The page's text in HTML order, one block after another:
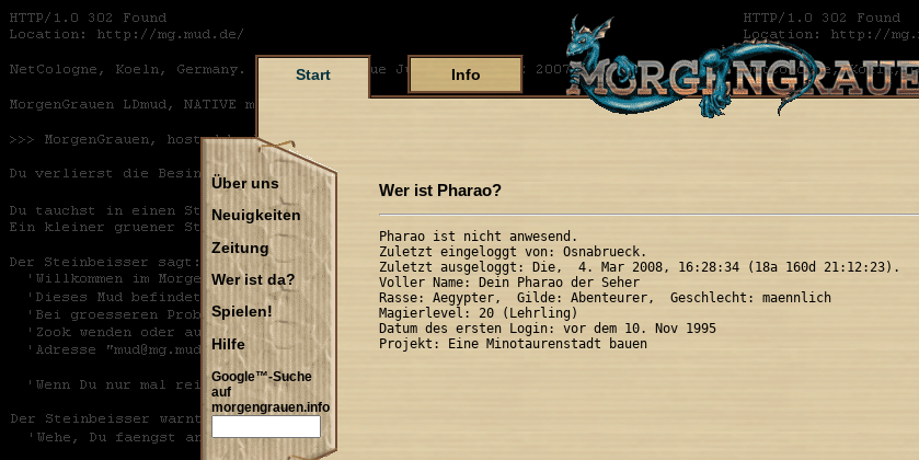
Start Info
Über uns
Neuigkeiten
Zeitung
Wer ist da?
Spielen!
Hilfe
Google™-Suche
auf
morgengrauen.info
Wer ist Pharao?
Pharao ist nicht anwesend.
Zuletzt eingeloggt von: Osnabrueck.
Zuletzt ausgeloggt: Die,  4. Mar 2008, 16:28:34 (18a 160d 21:12:23).
Voller Name: Dein Pharao der Seher
Rasse: Aegypter,  Gilde: Abenteurer,  Geschlecht: maennlich
Magierlevel: 20 (Lehrling)
Datum des ersten Login: vor dem 10. Nov 1995